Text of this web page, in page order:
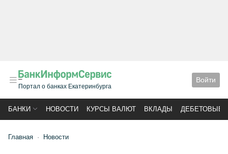
Портал о банках Екатеринбурга
Войти
БАНКИ НОВОСТИ КУРСЫ ВАЛЮТ ВКЛАДЫ ДЕБЕТОВЫЕ
Главная Новости